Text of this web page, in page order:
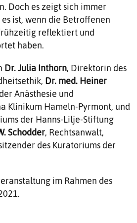
Doch es zeigt sich immer
ist, wenn die Betroffenen
reflektiert und
haben.
Dr. Julia Inthorn, Direktorin des
Dr. med. Heiner
Anästhesie und
Klinikum Hameln-Pyrmont, und
der Hanns-Lilje-Stiftung
Schodder, Rechtsanwalt,
des Kuratoriums der
im Rahmen des